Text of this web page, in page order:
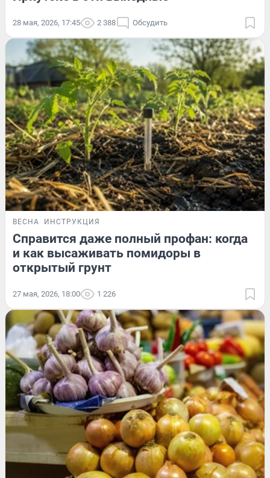
28 мая, 2026, 17:45 2 388 Обсудить
ВЕСНА ИНСТРУКЦИЯ
Справится даже полный профан: когда
и как высаживать помидоры в
открытый грунт
27 мая, 2026, 18:00 1 226